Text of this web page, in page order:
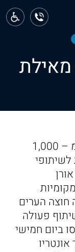
מאילת
בשנים האחרונות הועברו למעלה מ – 1,000
חוצה הערים
פעולה
ביום חמישי
לעיר אונטריו